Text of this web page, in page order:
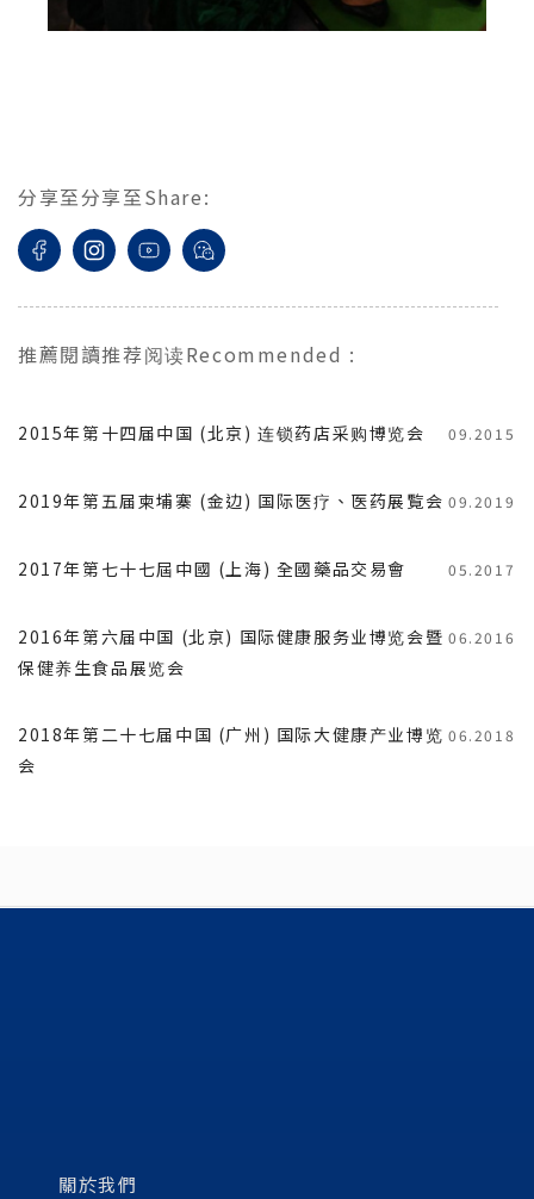
分享至分享至Share:
推薦閱讀推荐阅读Recommended :
2015年第十四届中国 (北京) 连锁药店采购博览会 09.2015
2019年第五届柬埔寨 (金边) 国际医疗、医药展覧会 09.2019
2017年第七十七屆中國 (上海) 全國藥品交易會 05.2017
2016年第六届中国 (北京) 国际健康服务业博览会暨
保健养生食品展览会
06.2016
2018年第二十七届中国 (广州) 国际大健康产业博览
会
06.2018
關於我們